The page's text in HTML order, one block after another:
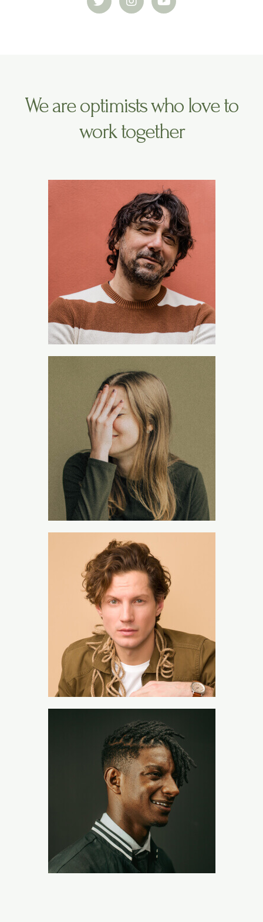
We are optimists who love to
work together